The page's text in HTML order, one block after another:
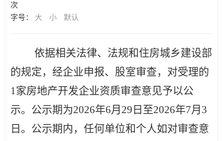
次
字号： 大 小 默认
依据相关法律、法规和住房城乡建设部
的规定，经企业申报、股室审查，对受理的
1家房地产开发企业资质审查意见予以公
示。公示期为2026年6月 29 日至2026年7月 3
日。公示期内， 任何单位和个人如对审查意